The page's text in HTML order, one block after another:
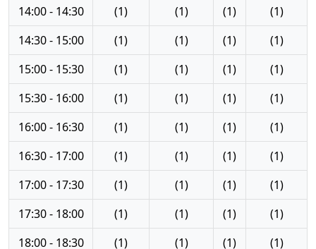
14:00 - 14:30
(1) (1) (1)
(1)
14:30 - 15:00
(1) (1) (1)
(1)
15:00 - 15:30
(1) (1) (1)
(1)
15:30 - 16:00
(1) (1) (1)
(1)
16:00 - 16:30
(1) (1) (1)
(1)
16:30 - 17:00
(1) (1) (1)
(1)
17:00 - 17:30
(1) (1) (1)
(1)
17:30 - 18:00
(1) (1) (1)
(1)
18:00 - 18:30
(1) (1) (1)
(1)